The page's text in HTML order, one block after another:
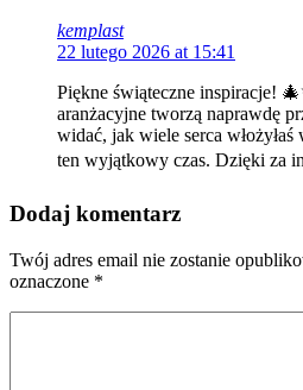
kemplast
22 lutego 2026 at 15:41
Piękne świąteczne inspiracje!
aranżacyjne tworzą naprawdę
widać, jak wiele serca
ten wyjątkowy czas. Dzięki za
Dodaj komentarz
Twój adres email nie zostanie
oznaczone *